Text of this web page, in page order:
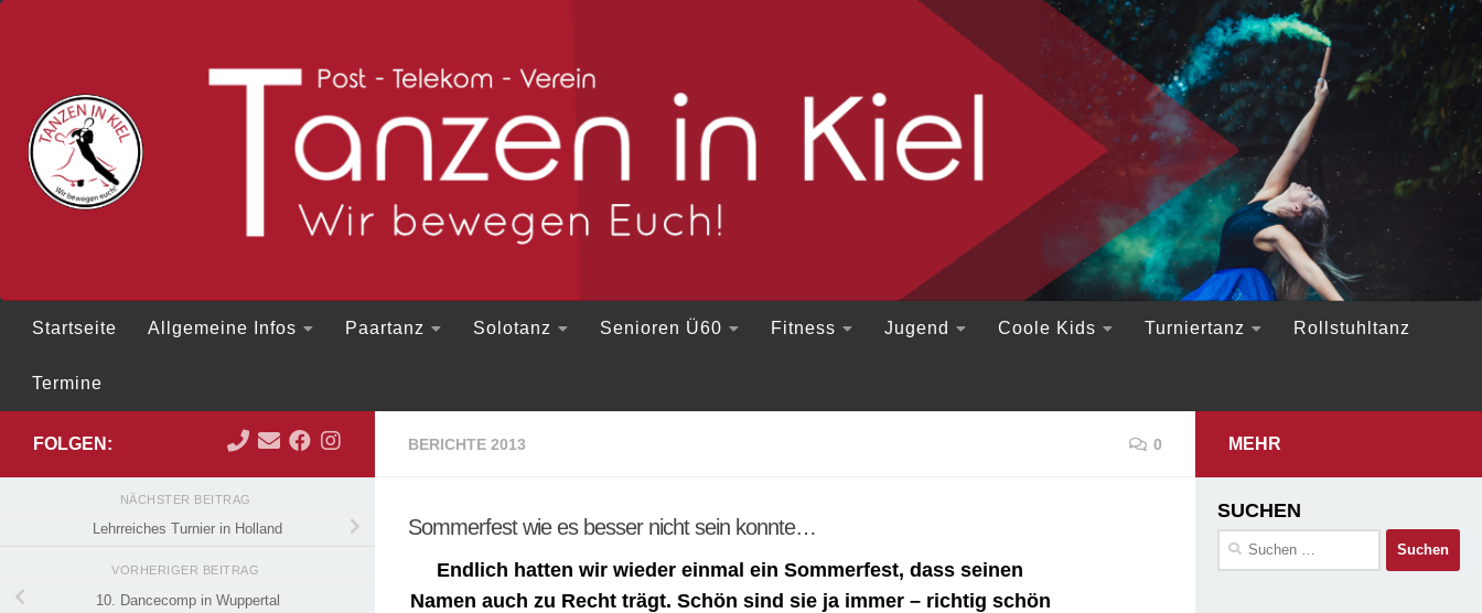
Startseite Allgemeine Infos Paartanz Solotanz Senioren Ü60 Fitness Jugend Coole Kids Turniertanz Rollstuhltanz
Termine
BERICHTE 2013 0
Sommerfest wie es besser nicht sein konnte…
Endlich hatten wir wieder einmal ein Sommerfest, dass seinen
Namen auch zu Recht trägt. Schön sind sie ja immer – richtig schön
FOLGEN:
NÄCHSTER BEITRAG
Lehrreiches Turnier in Holland
VORHERIGER BEITRAG
10. Dancecomp in Wuppertal
MEHR
SUCHEN
Suchen